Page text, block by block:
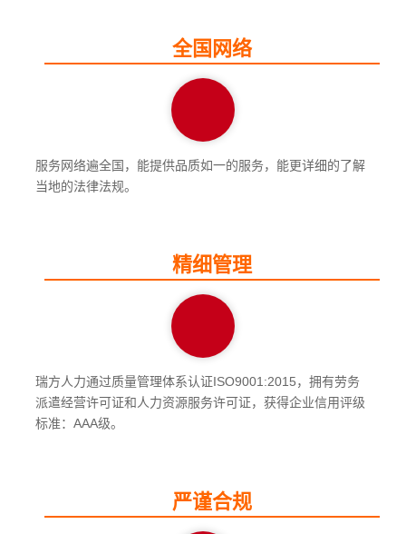
全国网络
服务网络遍全国，能提供品质如一的服务，能更详细的了解
当地的法律法规。
精细管理
瑞方人力通过质量管理体系认证ISO9001:2015，拥有劳务
派遣经营许可证和人力资源服务许可证，获得企业信用评级
标准：AAA级。
严谨合规